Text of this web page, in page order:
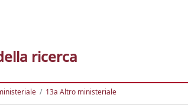
ricerca
13a Altro ministeriale